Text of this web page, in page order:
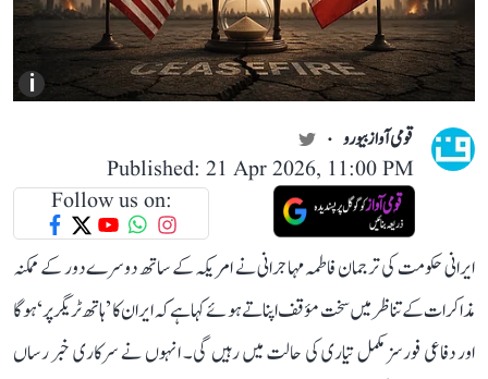
i
قومی آواز بیورو
Published: 21 Apr 2026, 11:00 PM
Follow us on:
ایرانی حکومت کی ترجمان فاطمہ مہاجرانی نے امریکہ کے ساتھ دوسرے دور کے ممکنہ
مذاکرات کے تناظر میں سخت مؤقف اپناتے ہوئے کہا ہے کہ ایران کا ’ہاتھ ٹریگر پر‘ ہوگا
اور دفاعی فورسز مکمل تیاری کی حالت میں رہیں گی۔ انہوں نے سرکاری خبر رساں